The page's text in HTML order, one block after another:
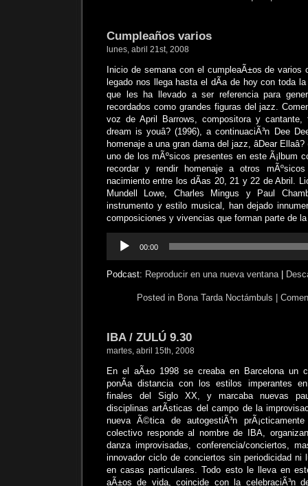
Cumpleaños varios
lunes, abril 21st, 2008
Inicio de semana con el cumpleaÃ±os de varios
legado nos llega hasta el dÃ­a de hoy con toda
que les ha llevado a ser referencia para
recordados como grandes figuras del jazz.
voz de April Barrows, compositora y cantante,
dream is youâ? (1996), a continuaciÃ³n Dee
homenaje a una gran dama del jazz, âDear
uno de los mÃºsicos presentes en este Ã¡lbum
recordar y rendir homenaje a otros
nacimiento entre los dÃ­as 20, 21 y 22 de Abril.
Mundell Lowe, Charles Mingus y Paul
instrumento y estilo musical, han dejado
composiciones y vivencias que forman parte de
audio
00:00
Podcast: Reproducir en una nueva ventana|
Posted in Bona Tarda Noctámbuls
IBA / ZULÚ 9.30
martes, abril 15th, 2008
En el aÃ±o 1998 se creaba en Barcelona un
ponÃ­a distancia con los estilos imperantes
finales del Siglo XX, y marcaba nuevas
disciplinas artÃ­sticas del campo de la
nueva Ã©tica de autogestiÃ³n
colectivo responde al nombre de IBA,
danza improvisadas, conferencia/conciertos,
innovador ciclo de conciertos sin periodicidad ni
en casas particulares. Todo esto le lleva en
aÃ±os de vida, coincide con la celebraciÃ³n